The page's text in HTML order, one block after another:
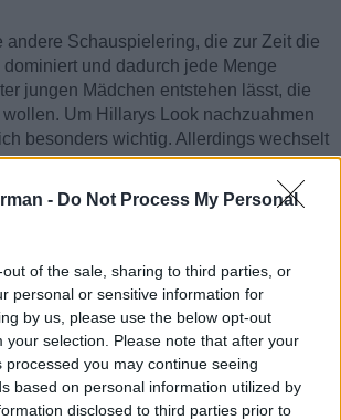
- Do Not Process My Personal
of the sale, sharing to third parties, or
personal or sensitive information for
by us, please use the below opt-out
your selection. Please note that after your
processed you may continue seeing
based on personal information utilized by
disclosed to third parties prior to
Schauspielering, die zur Zeit die
und dadurch jede Menge
jungen Mädchen entstehen lässt, die
Um Hillarys Look nachzuahmen
besonders wichtig. Allerdings wechselt
so oft wie ihre Jeans, worüber sich die
billig ist. Es ist daher kein Wunder, dass
auch in dieser Zeit der Rezession „gut“
sogar immer noch erhöhen können!